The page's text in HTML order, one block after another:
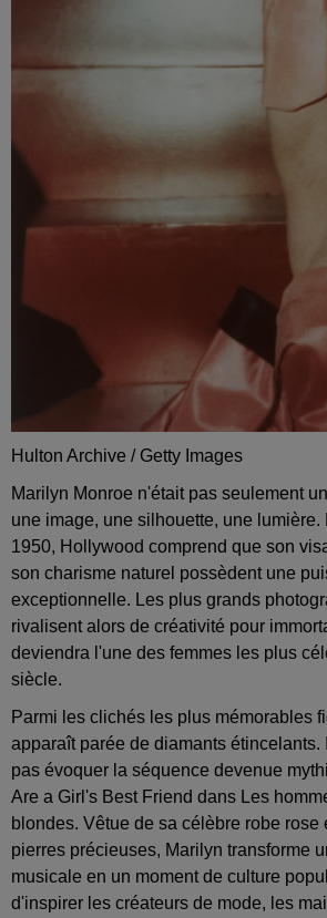
Hulton Archive / Getty Images
Marilyn Monroe n'était pas seulement
une image, une silhouette, une
1950, Hollywood comprend que son
son charisme naturel possèdent une
exceptionnelle. Les plus grands
rivalisent alors de créativité pour
deviendra l'une des femmes les plus
siècle.
Parmi les clichés les plus mémorables
apparaît parée de diamants étincelants.
pas évoquer la séquence devenue
Are a Girl's Best Friend dans Les
blondes. Vêtue de sa célèbre robe rose
pierres précieuses, Marilyn transforme
musicale en un moment de culture
d'inspirer les créateurs de mode, les